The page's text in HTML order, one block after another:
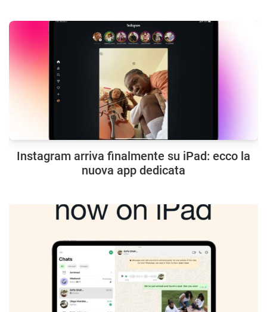
Instagram arriva finalmente su iPad: ecco la
nuova app dedicata